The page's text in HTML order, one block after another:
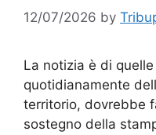
12/07/2026 by
La notizia è di
quotidianamente
territorio, dovrebbe
sostegno della